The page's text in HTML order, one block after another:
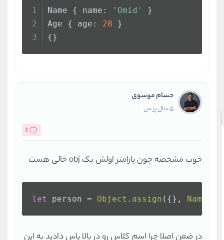
Name { name: 'Omid'
}
Age { age: 28 }
{}
حسام موسوی
5 سال پیش
1
خوب مشخصه چون پارامتر اولش یک obj خالی هست
let person = Object . assign ({}, Name